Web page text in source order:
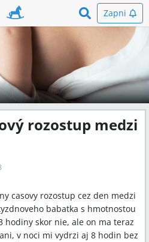
Zapni
rozostup medzi
casovy rozostup cez den medzi
babatka s hmotnostou
hodiny skor nie, ale on ma teraz
v noci mi vydrzi aj 8 hodin bez